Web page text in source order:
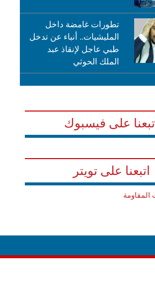
تطورات غامضة داخل
المليشيات.. أنباء عن تدخل
طبي عاجل لإنقاذ عبد
الملك الحوثي
اتبعنا على فيسبوك
اتبعنا على تويتر